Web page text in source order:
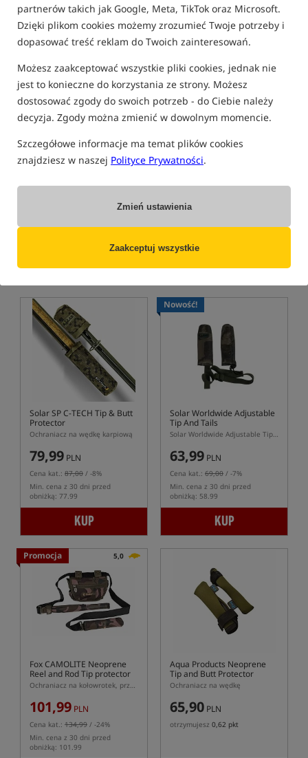
partnerów takich jak Google, Meta, TikTok oraz Microsoft.
Dzięki plikom cookies możemy zrozumieć Twoje potrzeby i
dopasować treść reklam do Twoich zainteresowań.
Możesz zaakceptować wszystkie pliki cookies, jednak nie
jest to konieczne do korzystania ze strony. Możesz
dostosować zgody do swoich potrzeb - do Ciebie należy
decyzja. Zgody można zmienić w dowolnym momencie.
Szczegółowe informacje ma temat plików cookies
znajdziesz w naszej Polityce Prywatności.
Zmień ustawienia
Zaakceptuj wszystkie
KUP KUP
Fox Tip & Butt Protectors
KUP
Fox Neoprene Rod and Lead
34,99
obniżką: 34.99
KUP
Solar SP C-TECH Tip & Butt
Protector
Ochraniacz na wędkę karpiową
79,99 PLN
Cena kat.: 87,00 / -8%
Min. cena z 30 dni przed
obniżką: 77.99
KUP
Nowość!
Solar Worldwide Adjustable
Tip And Tails
Solar Worldwide Adjustable Tip And Tails – ochraniacze szczytówki i dolnika wędki
63,99 PLN
Cena kat.: 69,00 / -7%
Min. cena z 30 dni przed
obniżką: 58.99
KUP
Promocja 5,0
Fox CAMOLITE Neoprene
Reel and Rod Tip protector
Ochraniacz na kołowrotek, przelotki i dolnik
101,99 PLN
Cena kat.: 134,99 / -24%
Min. cena z 30 dni przed
obniżką: 101.99
Aqua Products Neoprene
Tip and Butt Protector
Ochraniacz na wędkę
65,90 PLN
otrzymujesz 0,62 pkt